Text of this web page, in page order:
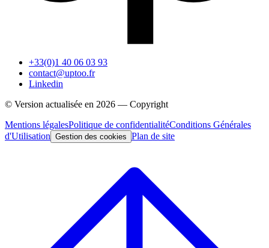
+33(0)1 40 06 03 93
contact@uptoo.fr
Linkedin
© Version actualisée en 2026 — Copyright
Mentions légalesPolitique de confidentialitéConditions Générales
d'Utilisation Gestion des cookies Plan de site